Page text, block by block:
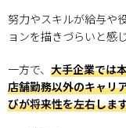
努力やスキルが給与や
ョンを描きづらいと感
一方で、 大手企業では
店舗勤務以外のキャリ
びが将来性を左右しま